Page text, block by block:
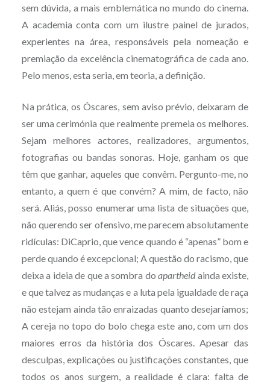
sem dúvida, a mais emblemática no mundo do cinema.
A academia conta com um ilustre painel de jurados,
experientes na área, responsáveis pela nomeação e
premiação da excelência cinematográfica de cada ano.
Pelo menos, esta seria, em teoria, a definição.
Na prática, os Óscares, sem aviso prévio, deixaram de
ser uma cerimónia que realmente premeia os melhores.
Sejam melhores actores, realizadores, argumentos,
fotografias ou bandas sonoras. Hoje, ganham os que
têm que ganhar, aqueles que convêm. Pergunto-me, no
entanto, a quem é que convém? A mim, de facto, não
será. Aliás, posso enumerar uma lista de situações que,
não querendo ser ofensivo, me parecem absolutamente
ridículas: DiCaprio, que vence quando é “apenas” bom e
perde quando é excepcional; A questão do racismo, que
deixa a ideia de que a sombra doapartheidainda existe,
e que talvez as mudanças e a luta pela igualdade de raça
não estejam ainda tão enraizadas quanto desejaríamos;
A cereja no topo do bolo chega este ano, com um dos
maiores erros da história dos Óscares. Apesar das
desculpas, explicações ou justificações constantes, que
todos os anos surgem, a realidade é clara: falta de